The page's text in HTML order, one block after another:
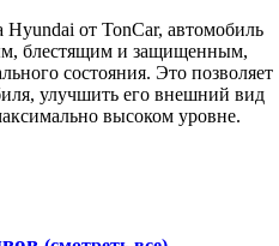
Hyundai от TonCar, автомобиль
блестящим и защищенным,
состояния. Это позволяет
улучшить его внешний вид
высоком уровне.